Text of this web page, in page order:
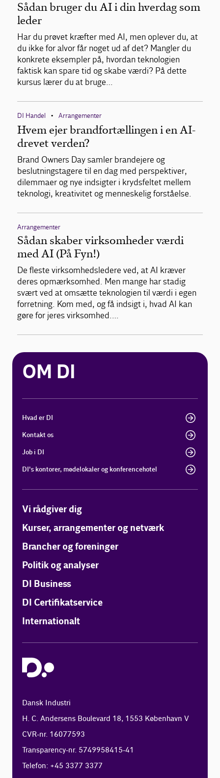
Sådan bruger du AI i din hverdag som
leder
Har du prøvet kræfter med AI, men oplever du, at
du ikke for alvor får noget ud af det? Mangler du
konkrete eksempler på, hvordan teknologien
faktisk kan spare tid og skabe værdi? På dette
kursus lærer du at bruge…
DI Handel • Arrangementer
Hvem ejer brandfortællingen i en AI-
drevet verden?
Brand Owners Day samler brandejere og
beslutningstagere til en dag med perspektiver,
dilemmaer og nye indsigter i krydsfeltet mellem
teknologi, kreativitet og menneskelig forståelse.
Arrangementer
Sådan skaber virksomheder værdi
med AI (På Fyn!)
De fleste virksomhedsledere ved, at AI kræver
deres opmærksomhed. Men mange har stadig
svært ved at omsætte teknologien til værdi i egen
forretning. Kom med, og få indsigt i, hvad AI kan
gøre for jeres virksomhed.…
OM DI
Hvad er DI
Kontakt os
Job i DI
DI's kontorer, mødelokaler og konferencehotel
Vi rådgiver dig
Kurser, arrangementer og netværk
Brancher og foreninger
Politik og analyser
DI Business
DI Certifikatservice
Internationalt
Dansk Industri
H. C. Andersens Boulevard 18, 1553 København V
CVR-nr. 16077593
Transparency-nr. 5749958415-41
Telefon: +45 3377 3377